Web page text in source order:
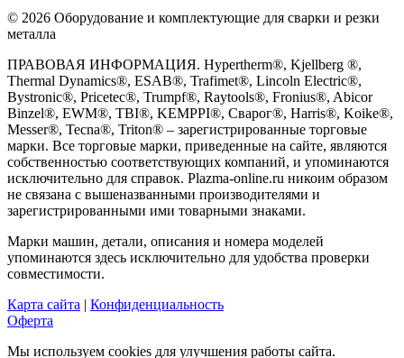
© 2026 Оборудование и комплектующие для сварки и резки
металла
ПРАВОВАЯ ИНФОРМАЦИЯ. Hypertherm®, Kjellberg ®,
Thermal Dynamics®, ESAB®, Trafimet®, Lincoln Electric®,
Bystronic®, Pricetec®, Trumpf®, Raytools®, Fronius®, Abicor
Binzel®, EWM®, TBI®, KEMPPI®, Сварог®, Harris®, Koike®,
Messer®, Tecna®, Triton® – зарегистрированные торговые
марки. Все торговые марки, приведенные на сайте, являются
собственностью соответствующих компаний, и упоминаются
исключительно для справок. Plazma-online.ru никоим образом
не связана с вышеназванными производителями и
зарегистрированными ими товарными знаками.
Марки машин, детали, описания и номера моделей
упоминаются здесь исключительно для удобства проверки
совместимости.
Карта сайта | Конфиденциальность
Оферта
Мы используем cookies для улучшения работы сайта.